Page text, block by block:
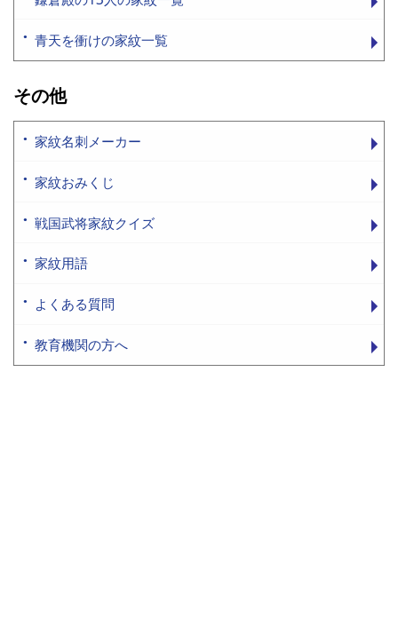
青天を衝けの家紋一覧
その他
家紋名刺メーカー
家紋おみくじ
戦国武将家紋クイズ
家紋用語
よくある質問
教育機関の方へ